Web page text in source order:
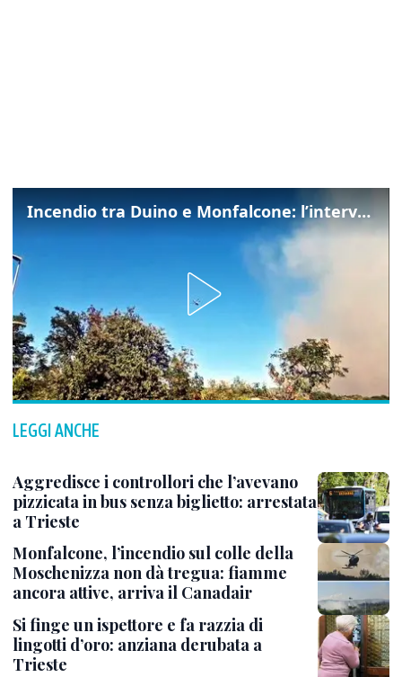
Incendio tra Duino e Monfalcone: l’intervento dei vigili del fuoco
LEGGI ANCHE
Aggredisce i controllori che l’avevano
pizzicata in bus senza biglietto: arrestata
a Trieste
Monfalcone, l’incendio sul colle della
Moschenizza non dà tregua: fiamme
ancora attive, arriva il Canadair
Si finge un ispettore e fa razzia di
lingotti d’oro: anziana derubata a
Trieste